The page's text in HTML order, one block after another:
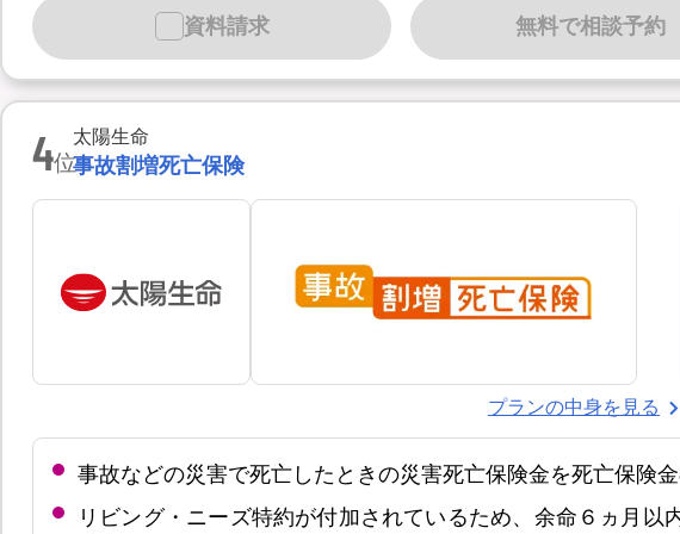
無料で相談予約
資料請求
4位
太陽生命
事故割増死亡保険
プランの中身を見る
事故などの災害で死亡したときの災害死亡保険金を死亡保険
リビング・ニーズ特約が付加されているため、余命６ヵ月